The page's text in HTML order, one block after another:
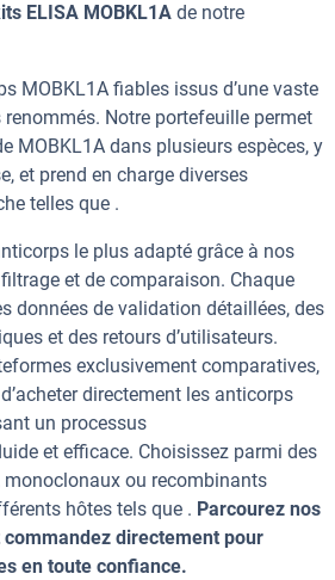
ELISA MOBKL1A de notre
MOBKL1A fiables issus d’une vaste
Notre portefeuille permet
MOBKL1A dans plusieurs espèces, y
et prend en charge diverses
telles que .
le plus adapté grâce à nos
et de comparaison. Chaque
données de validation détaillées, des
et des retours d’utilisateurs.
exclusivement comparatives,
directement les anticorps
un processus
et efficace. Choisissez parmi des
ou recombinants
hôtes tels que . Parcourez nos
directement pour
en toute confiance.